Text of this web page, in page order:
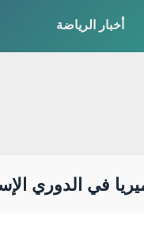
أخبار الرياضة
في الدوري